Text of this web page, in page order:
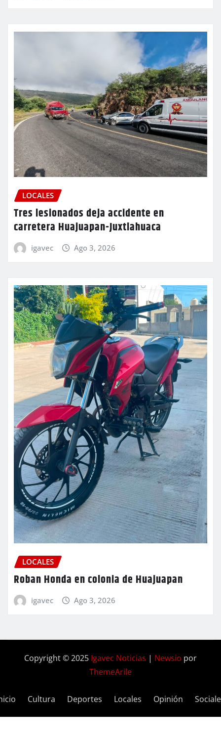
LOCALES
Tres lesionados deja accidente en
carretera Huajuapan-Juxtlahuaca
igavec Ago 3, 2026
LOCALES
Roban Honda en colonia de Huajuapan
igavec Ago 3, 2026
Copyright © 2025 Igavec Noticias | Newsio por
ThemeArile
Cultura Deportes Locales Opinión